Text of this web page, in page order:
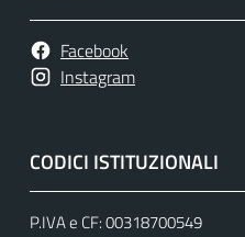
Facebook
Instagram
CODICI ISTITUZIONALI
P.IVA e CF: 00318700549